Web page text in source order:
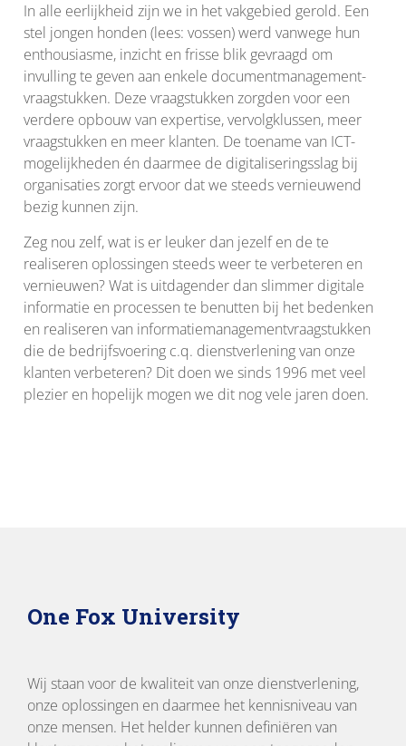
In alle eerlijkheid zijn we in het vakgebied gerold. Een
stel jongen honden (lees: vossen) werd vanwege hun
enthousiasme, inzicht en frisse blik gevraagd om
invulling te geven aan enkele documentmanagement-
vraagstukken. Deze vraagstukken zorgden voor een
verdere opbouw van expertise, vervolgklussen, meer
vraagstukken en meer klanten. De toename van ICT-
mogelijkheden én daarmee de digitaliseringsslag bij
organisaties zorgt ervoor dat we steeds vernieuwend
bezig kunnen zijn.
Zeg nou zelf, wat is er leuker dan jezelf en de te
realiseren oplossingen steeds weer te verbeteren en
vernieuwen? Wat is uitdagender dan slimmer digitale
informatie en processen te benutten bij het bedenken
en realiseren van informatiemanagementvraagstukken
die de bedrijfsvoering c.q. dienstverlening van onze
klanten verbeteren? Dit doen we sinds 1996 met veel
plezier en hopelijk mogen we dit nog vele jaren doen.
One Fox University
Wij staan voor de kwaliteit van onze dienstverlening,
onze oplossingen en daarmee het kennisniveau van
onze mensen. Het helder kunnen definiëren van